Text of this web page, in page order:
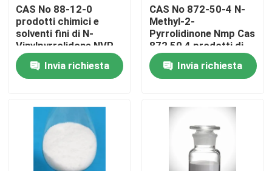
Notizie
Richieda una citazione
Sale di ammonio quaternario
Prodotti di prodotti chimici fini
CAS No 88-12-0
prodotti chimici e
solventi fini di N-
Vinylpyrrolidone NVP
Invia richiesta
CAS No 872-50-4 N-
Methyl-2-
Pyrrolidinone Nmp Cas
872 50 4 prodotti di
prodotti chimici fini
Invia richiesta